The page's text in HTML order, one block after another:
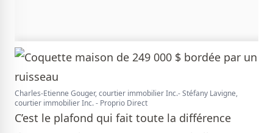
Charles-Etienne Gouger, courtier immobilier Inc.- Stéfany Lavigne,
courtier immobilier Inc. - Proprio Direct
C’est le plafond qui fait toute la différence